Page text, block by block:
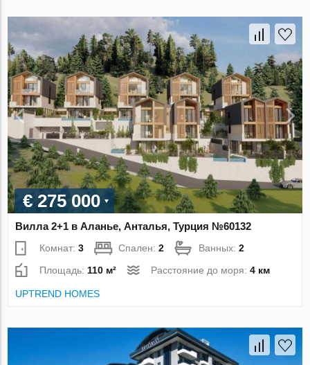
€ 275 000
Вилла 2+1 в Аланье, Анталья, Турция №60132
Комнат:3 Спален:2 Ванных:2
Площадь: 110 м² Расстояние до моря:4 км
UPTREND HOMES